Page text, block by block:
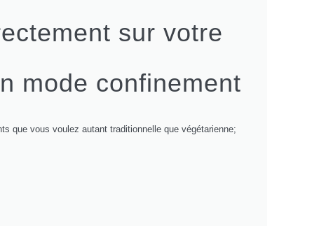
sur votre
mode confinement
que vous voulez autant traditionnelle que végétarienne;